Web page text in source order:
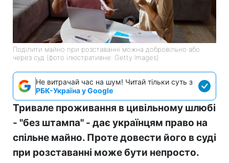
Поділити майно при розставанні можна добровільно або
через суд (фото ілюстративне: Getty Images)
Не витрачай час на шум! Читай тільки суть з
РБК-Україна у Google
Тривале проживання в цивільному шлюбі
- "без штампа" - дає українцям право на
спільне майно. Проте довести його в суді
при розставанні може бути непросто.